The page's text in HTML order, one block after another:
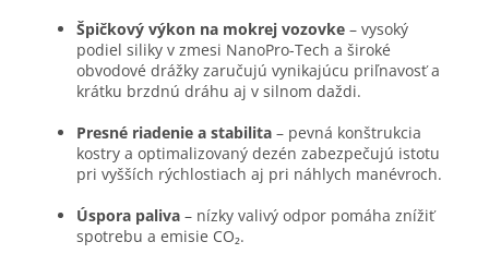
Špičkový výkon na mokrej vozovke – vysoký
podiel siliky v zmesi NanoPro-Tech a široké
obvodové drážky zaručujú vynikajúcu priľnavosť a
krátku brzdnú dráhu aj v silnom daždi.
Presné riadenie a stabilita – pevná konštrukcia
kostry a optimalizovaný dezén zabezpečujú istotu
pri vyšších rýchlostiach aj pri náhlych manévroch.
Úspora paliva – nízky valivý odpor pomáha znížiť
spotrebu a emisie CO₂.